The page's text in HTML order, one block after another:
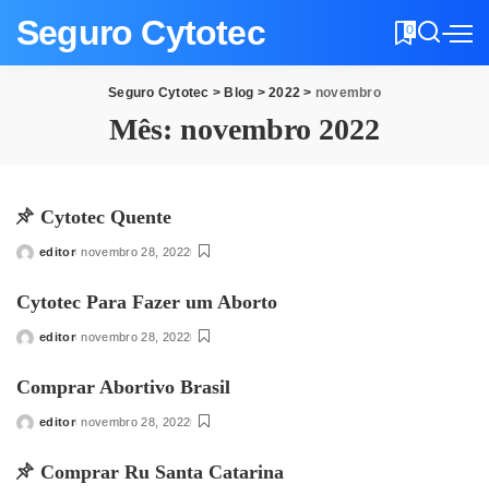
Seguro Cytotec 0
Seguro Cytotec > Blog >2022 > novembro
Mês: novembro 2022
Cytotec Quente
Posted
editor novembro 28, 2022
Cytotec Para Fazer um Aborto
Posted
editor novembro 28, 2022
Comprar Abortivo Brasil
Posted
editor novembro 28, 2022
Comprar Ru Santa Catarina